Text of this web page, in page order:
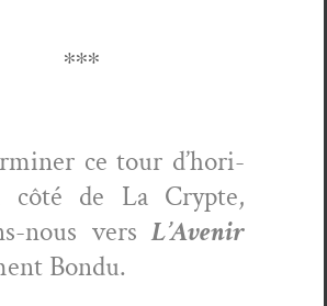
∗∗∗
ce tour d’hori­
côté de La Crypte,
nous versL’Avenir
Bondu.